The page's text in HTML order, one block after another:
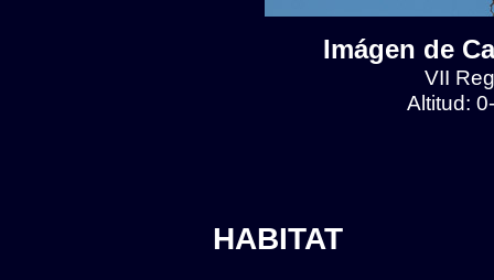
Imágen de
VII
Altitud:
HABITAT